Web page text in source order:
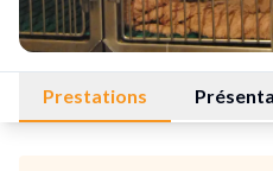
Prestations